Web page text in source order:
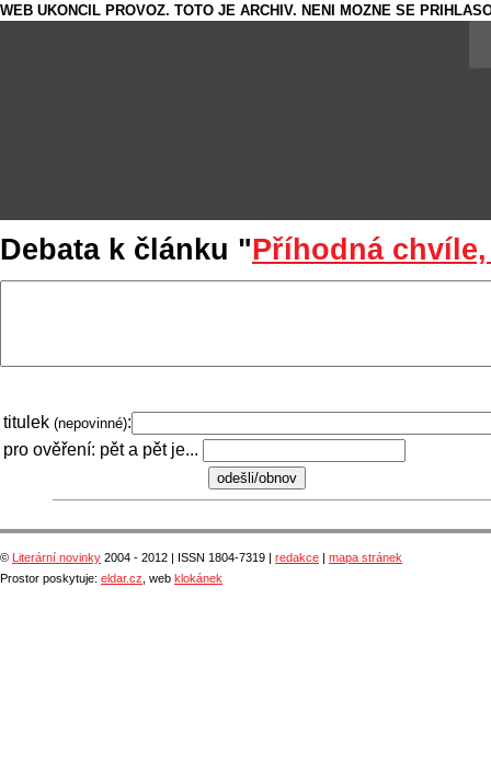
WEB UKONCIL PROVOZ. TOTO JE ARCHIV. NENI MOZNE SE
Debata k článku "Příhodná chvíle,
titulek (nepovinné):
pro ověření: pět a pět je...
© Literární novinky 2004 - 2012 | ISSN 1804-7319 | redakce | mapa stránek
Prostor poskytuje: eldar.cz , web klokánek